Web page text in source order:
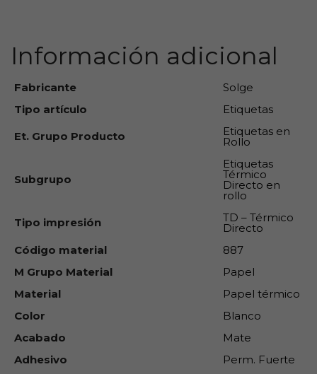
Información adicional
Fabricante
Solge
Tipo artículo
Etiquetas
Et. Grupo Producto
Etiquetas en
Rollo
Subgrupo
Etiquetas
Térmico
Directo en
rollo
Tipo impresión
TD – Térmico
Directo
Código material
887
M Grupo Material
Papel
Material
Papel térmico
Color
Blanco
Acabado
Mate
Adhesivo
Perm. Fuerte